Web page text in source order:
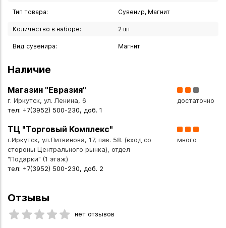
Тип товара: Сувенир, Магнит
Количество в наборе: 2 шт
Вид сувенира: Магнит
Наличие
Магазин "Евразия"
г. Иркутск, ул. Ленина, 6
тел: +7(3952) 500-230, доб. 1
достаточно
ТЦ "Торговый Комплекс"
г.Иркутск, ул.Литвинова, 17, пав. 58. (вход со
стороны Центрального рынка), отдел
"Подарки" (1 этаж)
тел: +7(3952) 500-230, доб. 2
много
Отзывы
нет отзывов